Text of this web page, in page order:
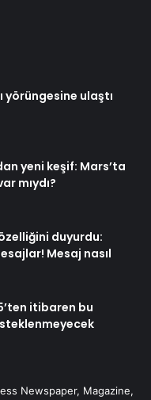
yörüngesine ulaştı
yeni keşif: Mars’ta
mıydı?
duyurdu:
Mesaj nasıl
itibaren bu
Newspaper, Magazine,